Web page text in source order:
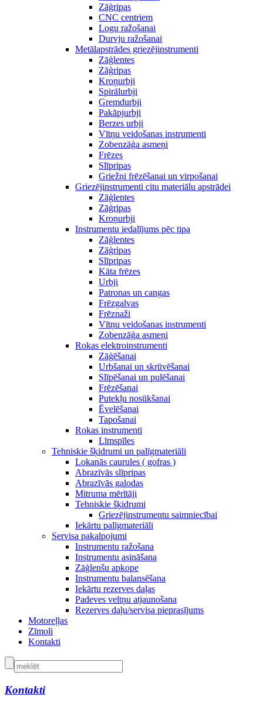
Zāģripas
CNC centriem
Logu ražošanai
Durvju ražošanai
Metālapstrādes griezējinstrumenti
Zāģlentes
Zāģripas
Kroņurbji
Spirālurbji
Gremdurbji
Pakāpjurbji
Berzes urbji
Vītņu veidošanas instrumenti
Zobenzāģa asmeņi
Frēzes
Slīpripas
Griežņi frēzēšanai un virpošanai
Griezējinstrumenti citu materiālu apstrādei
Zāģlentes
Zāģripas
Kroņurbji
Instrumentu iedalījums pēc tipa
Zāģlentes
Zāģripas
Slīpripas
Kāta frēzes
Urbji
Patronas un cangas
Frēzgalvas
Frēznaži
Vītņu veidošanas instrumenti
Zobenzāģa asmeņi
Rokas elektroinstrumenti
Zāģēšanai
Urbšanai un skrūvēšanai
Slīpēšanai un pulēšanai
Frēzēšanai
Putekļu nosūkšanai
Ēvelēšanai
Tapošanai
Rokas instrumenti
Līmspīles
Tehniskie šķidrumi un palīgmateriāli
Lokanās caurules ( gofras )
Abrazīvās slīpripas
Abrazīvās galodas
Mitruma mērītāji
Tehniskie šķidrumi
Griezējinstrumentu saimniecībai
Iekārtu palīgmateriāli
Servisa pakalpojumi
Instrumentu ražošana
Instrumentu asināšana
Zāģlenšu apkope
Instrumentu balansēšana
Iekārtu rezerves daļas
Padeves veltņu atjaunošana
Rezerves daļu/servisa pieprasījums
Motoreļļas
Zīmoli
Kontakti
Kontakti